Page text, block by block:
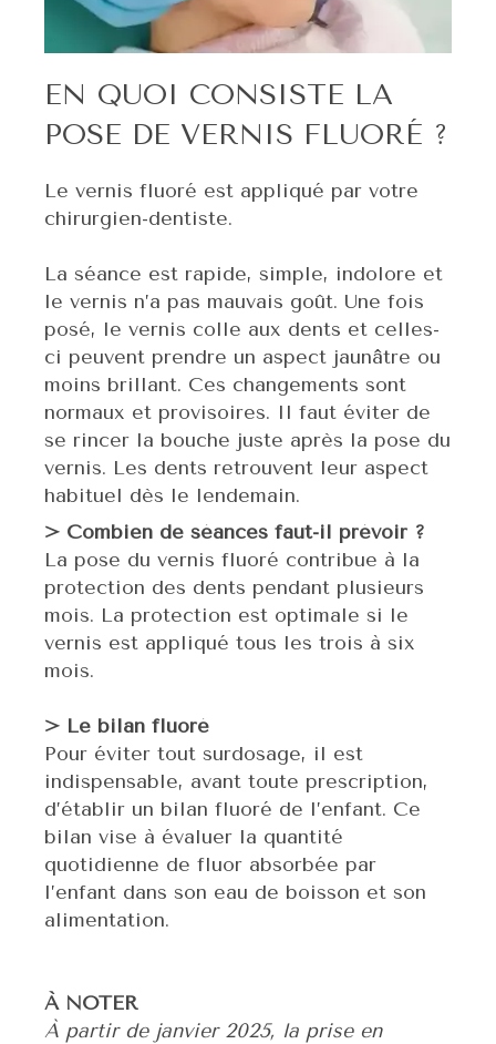
EN QUOI CONSISTE LA
POSE DE VERNIS FLUORÉ ?
Le vernis fluoré est appliqué par votre
chirurgien-dentiste.
La séance est rapide, simple, indolore et
le vernis n’a pas mauvais goût. Une fois
posé, le vernis colle aux dents et celles-
ci peuvent prendre un aspect jaunâtre ou
moins brillant. Ces changements sont
normaux et provisoires. Il faut éviter de
se rincer la bouche juste après la pose du
vernis. Les dents retrouvent leur aspect
habituel dès le lendemain.
> Combien de séances faut-il prévoir ?
La pose du vernis fluoré contribue à la
protection des dents pendant plusieurs
mois. La protection est optimale si le
vernis est appliqué tous les trois à six
mois.
> Le bilan fluoré
Pour éviter tout surdosage, il est
indispensable, avant toute prescription,
d’établir un bilan fluoré de l’enfant. Ce
bilan vise à évaluer la quantité
quotidienne de fluor absorbée par
l’enfant dans son eau de boisson et son
alimentation.
À NOTER
À partir de janvier 2025, la prise en